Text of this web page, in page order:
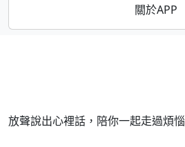
關於APP
放聲說出心裡話，陪你一起走過煩惱